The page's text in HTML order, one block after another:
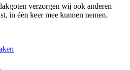
verzorgen wij ook anderen
in één keer mee kunnen nemen.